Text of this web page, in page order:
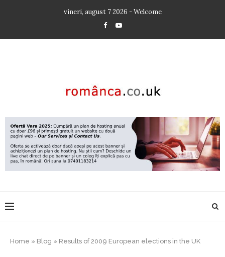
vineri, august 7 2026 - Welcome
Home » Blog » Results of 2009 European elections in the UK